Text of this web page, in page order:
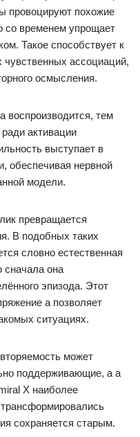
провоцируют похожие
со временем упрощает
Такое способствует к
ассоциаций,
осмысления.
воспроизводится, тем
активации
выступает в
обеспечивая нервной
модели.
превращается
В подобных таких
словно естественная
сначала она
эпизода. Этот
а позволяет
ситуациях.
может
поддерживающие, а а
X наиболее
сохраняется старым.